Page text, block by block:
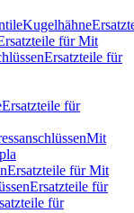
Kugelhähne
für Mit
Ersatzteile für
Ersatzteile für
Mit
Ersatzteile für Mit
Ersatzteile für
für